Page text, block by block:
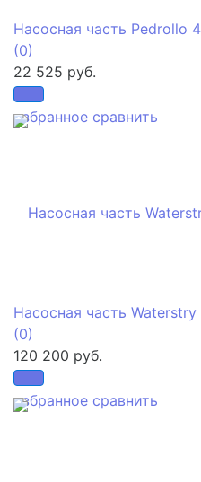
избранное сравнить
Насосная часть Pedrollo
(0)
22 525 руб.
избранное сравнить
Насосная часть Waterstry
(0)
120 200 руб.